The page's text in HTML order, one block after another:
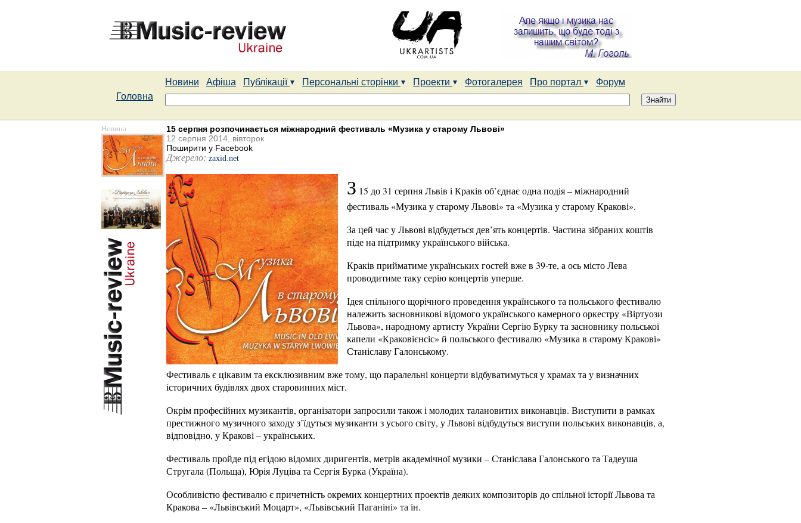
Новини Афіша Публікації Персональні сторінки Проекти Фотогалерея Про портал
Форум
Головна
Новина
15 серпня розпочинається міжнародний фестиваль «Музика у старому Львові»
12 серпня 2014, вівторок
Поширити у Facebook
Джерело: zaxid.net
З 15 до 31 серпня Львів і Краків об’єднає одна подія – міжнародний
фестиваль «Музика у старому Львові» та «Музика у старому Кракові».
За цей час у Львові відбудеться дев’ять концертів. Частина зібраних коштів
піде на підтримку українського війська.
Краків прийматиме українських гостей вже в 39-те, а ось місто Лева
проводитиме таку серію концертів уперше.
Ідея спільного щорічного проведення українського та польського фестивалю
належить засновникові відомого українського камерного оркестру «Віртуози
Львова», народному артисту України Сергію Бурку та засновнику польської
капели «Краковієнсіс» й польського фестивалю «Музика в старому Кракові»
Станіславу Галонському.
Фестиваль є цікавим та ексклюзивним вже тому, що паралельні концерти відбуватимуться у храмах та у визначних
історичних будівлях двох старовинних міст.
Окрім професійних музикантів, організатори запросили також і молодих талановитих виконавців. Виступити в рамках
престижного музичного заходу з’їдуться музиканти з усього світу, у Львові відбудуться виступи польських виконавців, а,
відповідно, у Кракові – українських.
Фестиваль пройде під егідою відомих диригентів, метрів академічної музики – Станіслава Галонського та Тадеуша
Стругала (Польща), Юрія Луціва та Сергія Бурка (Україна).
Особливістю фестивалю є причетність окремих концертних проектів деяких композиторів до спільної історії Львова та
Кракова – «Львівський Моцарт», «Львівський Паганіні» та ін.